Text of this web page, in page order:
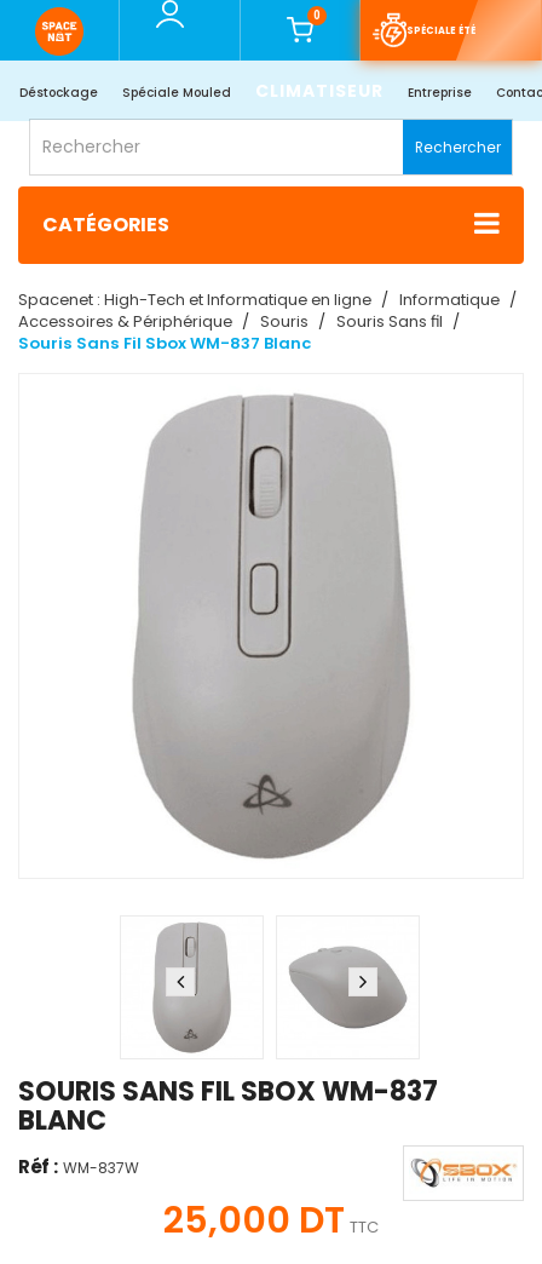
0
SPÉCIALE ÉTÉ
Déstockage Spéciale Mouled CLIMATISEUR Entreprise
Rechercher
CATÉGORIES
Spacenet : High-Tech et Informatique en ligne
Informatique
Accessoires & Périphérique
Souris
Souris Sans fil
Souris Sans Fil Sbox WM-837 Blanc
SOURIS SANS FIL SBOX WM-837
BLANC
Réf : WM-837W
25,000 DT TTC